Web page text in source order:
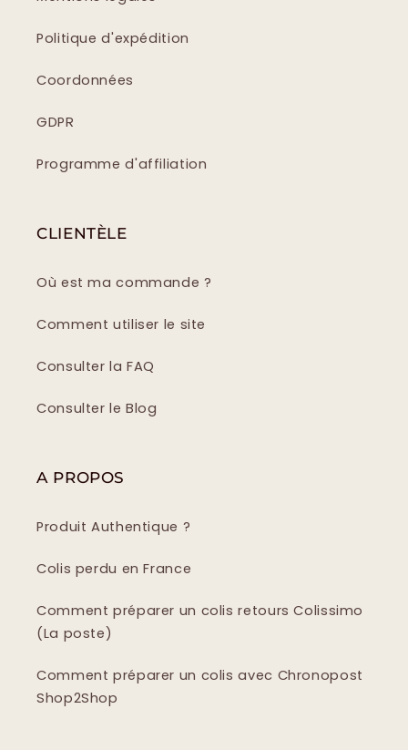
Politique d'expédition
Coordonnées
GDPR
Programme d'affiliation
CLIENTÈLE
Où est ma commande ?
Comment utiliser le site
Consulter la FAQ
Consulter le Blog
A PROPOS
Produit Authentique ?
Colis perdu en France
Comment préparer un colis retours Colissimo
(La poste)
Comment préparer un colis avec Chronopost
Shop2Shop